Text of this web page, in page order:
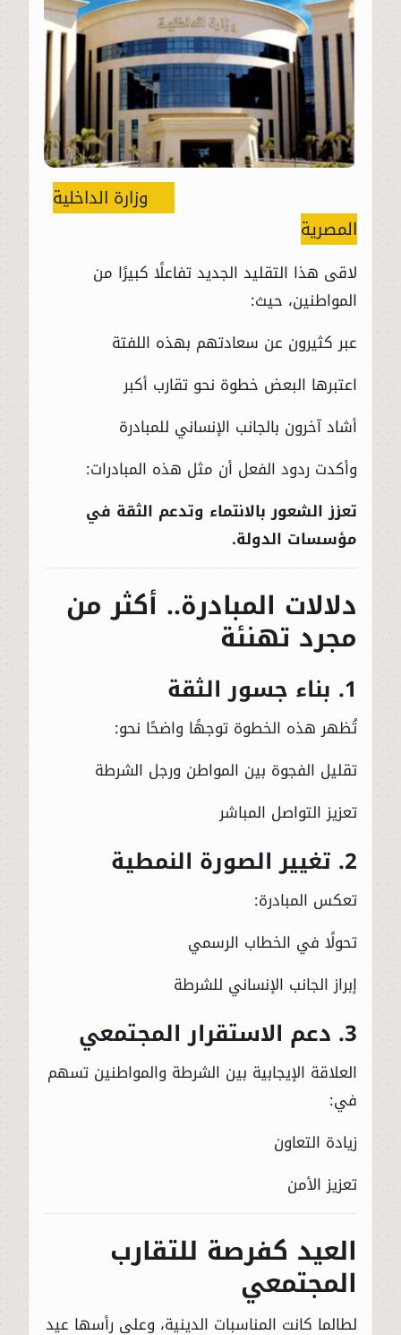
وزارة الداخلية
المصرية
لاقى هذا التقليد الجديد تفاعلًا كبيرًا من
المواطنين، حيث:
عبر كثيرون عن سعادتهم بهذه اللفتة
اعتبرها البعض خطوة نحو تقارب أكبر
أشاد آخرون بالجانب الإنساني للمبادرة
وأكدت ردود الفعل أن مثل هذه المبادرات:
تعزز الشعور بالانتماء وتدعم الثقة في
مؤسسات الدولة.
دلالات المبادرة.. أكثر من
مجرد تهنئة
1. بناء جسور الثقة
تُظهر هذه الخطوة توجهًا واضحًا نحو:
تقليل الفجوة بين المواطن ورجل الشرطة
تعزيز التواصل المباشر
2. تغيير الصورة النمطية
تعكس المبادرة:
تحولًا في الخطاب الرسمي
إبراز الجانب الإنساني للشرطة
3. دعم الاستقرار المجتمعي
العلاقة الإيجابية بين الشرطة والمواطنين تسهم
في:
زيادة التعاون
تعزيز الأمن
العيد كفرصة للتقارب
المجتمعي
لطالما كانت المناسبات الدينية، وعلى رأسها عيد